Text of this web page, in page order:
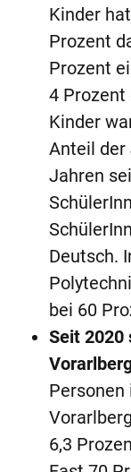
Kinder
Prozent
Prozent
4 Prozent
Kinder
Anteil der
Jahren
Deutsch.
bei 60
Seit 2020
Personen
6,3